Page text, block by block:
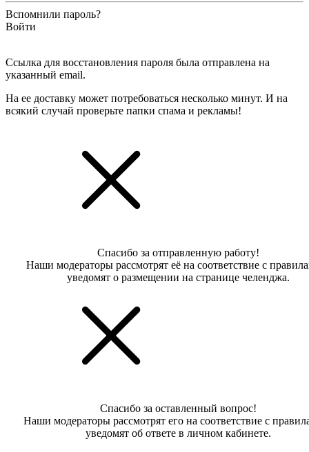
Вспомнили пароль?
Войти
Ссылка для восстановления пароля была отправлена на
указанный email.
На ее доставку может потребоваться несколько минут. И на
всякий случай проверьте папки спама и рекламы!
Спасибо за отправленную работу!
Наши модераторы рассмотрят её на соответствие с
уведомят о размещении на странице челенджа.
Спасибо за оставленный вопрос!
Наши модераторы рассмотрят его на соответствие с
уведомят об ответе в личном кабинете.